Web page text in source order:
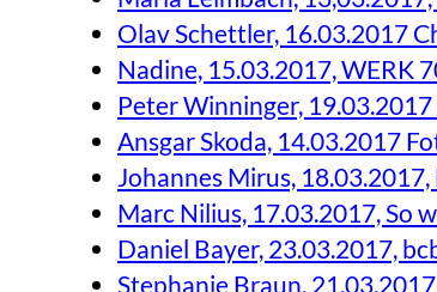
Olav Schettler, 16.03.2017
Nadine, 15.03.2017, WERK
Peter Winninger,
Ansgar Skoda, 14.03.2017
Johannes Mirus,
Marc Nilius, 17.03.2017, So
Daniel Bayer, 23.03.2017,
Stephanie Braun,